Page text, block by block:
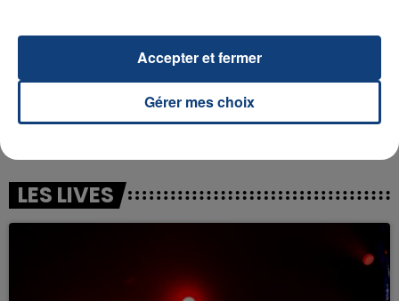
GIMS & THEODORA ALEX WARREN
LES LIVES
Gérer mes choix
Accepter et fermer